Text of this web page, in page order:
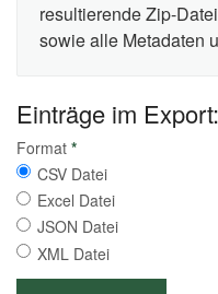
resultierende Zip-
sowie alle Metadaten
Einträge im
Format *
CSV Datei
Excel Datei
JSON Datei
XML Datei